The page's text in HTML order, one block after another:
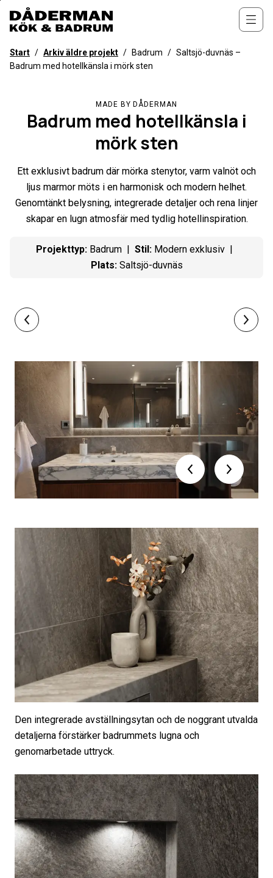
övergripande
för
webbplatsen
Start / Arkiv äldre projekt / Badrum / Saltsjö-duvnäs –
Badrum med hotellkänsla i mörk sten
MADE BY DÅDERMAN
Badrum med hotellkänsla i
mörk sten
Ett exklusivt badrum där mörka stenytor, varm valnöt och
ljus marmor möts i en harmonisk och modern helhet.
Genomtänkt belysning, integrerade detaljer och rena linjer
skapar en lugn atmosfär med tydlig hotellinspiration.
Projekttyp: Badrum Stil : Modern exklusiv
Plats: Saltsjö-duvnäs
Den integrerade avställningsytan och de noggrant utvalda
detaljerna förstärker badrummets lugna och
genomarbetade uttryck.